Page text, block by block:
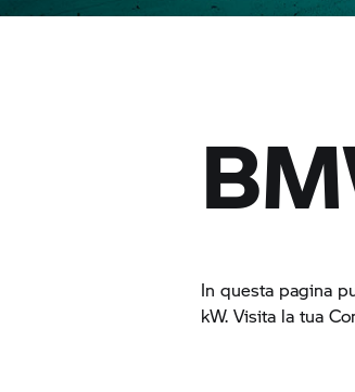
In questa pagina
kW. Visita la tua